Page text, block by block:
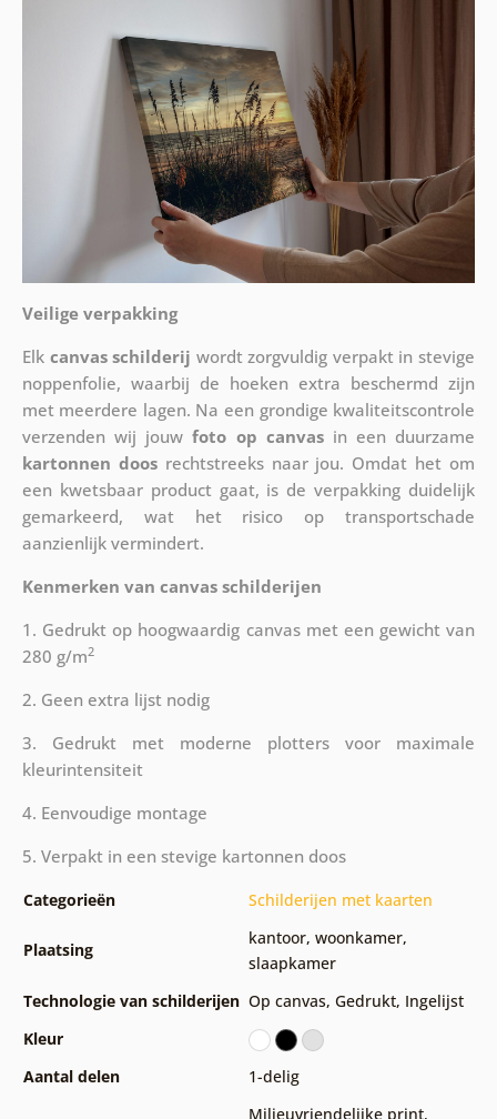
Veilige verpakking
Elk canvas schilderij wordt zorgvuldig verpakt in stevige
noppenfolie, waarbij de hoeken extra beschermd zijn
met meerdere lagen. Na een grondige kwaliteitscontrole
verzenden wij jouwfoto op canvasin een duurzame
kartonnen doosrechtstreeks naar jou. Omdat het om
een kwetsbaar product gaat, is de verpakking duidelijk
gemarkeerd, wat het risico op transportschade
aanzienlijk vermindert.
Kenmerken van canvas schilderijen
1. Gedrukt op hoogwaardig canvas met een gewicht van
280 g/m2
2. Geen extra lijst nodig
3. Gedrukt met moderne plotters voor maximale
kleurintensiteit
4. Eenvoudige montage
5. Verpakt in een stevige kartonnen doos
Categorieën Schilderijen met kaarten
Plaatsing
kantoor, woonkamer,
slaapkamer
Technologie van schilderijen Op canvas, Gedrukt, Ingelijst
Kleur
Aantal delen
1-delig
Milieuvriendelijke print,